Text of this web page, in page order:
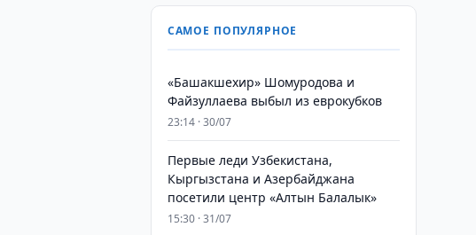
САМОЕ ПОПУЛЯРНОЕ
«Башакшехир» Шомуродова и
Файзуллаева выбыл из еврокубков
23:14 · 30/07
Первые леди Узбекистана,
Кыргызстана и Азербайджана
посетили центр «Алтын Балалык»
15:30 · 31/07